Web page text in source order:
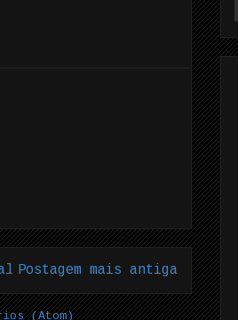
Postagem mais antiga
(Atom)